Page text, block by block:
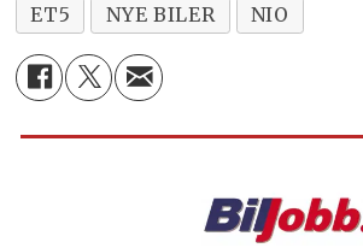
ET5 NYE BILER NIO